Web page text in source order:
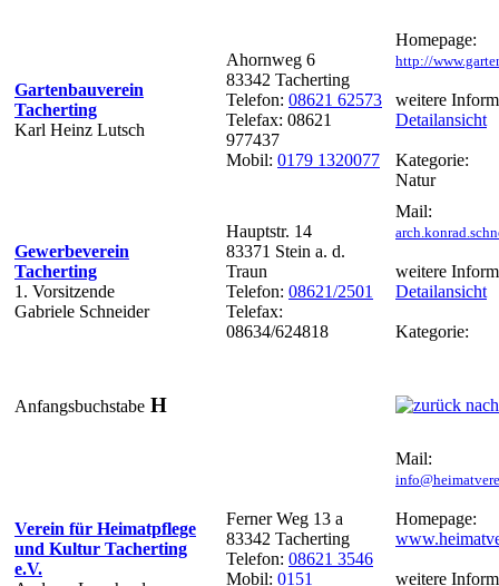
Gartenbauverein
Tacherting
Karl Heinz Lutsch
Ahornweg 6
83342 Tacherting
Telefon: 08621 62573
Telefax: 08621
977437
Mobil: 0179 1320077
Homepage:
http://
weitere
Detailansicht
Kategorie:
Natur
Gewerbeverein
Tacherting
1. Vorsitzende
Gabriele Schneider
Hauptstr. 14
83371 Stein a. d.
Traun
Telefon: 08621/2501
Telefax:
08634/624818
Mail:
weitere
Detailansicht
Kategorie:
Anfangsbuchstabe H
Verein für Heimatpflege
und Kultur Tacherting
e.V.
Ferner Weg 13 a
83342 Tacherting
Telefon: 08621 3546
Mobil: 0151
Mail:
Homepage:
weitere